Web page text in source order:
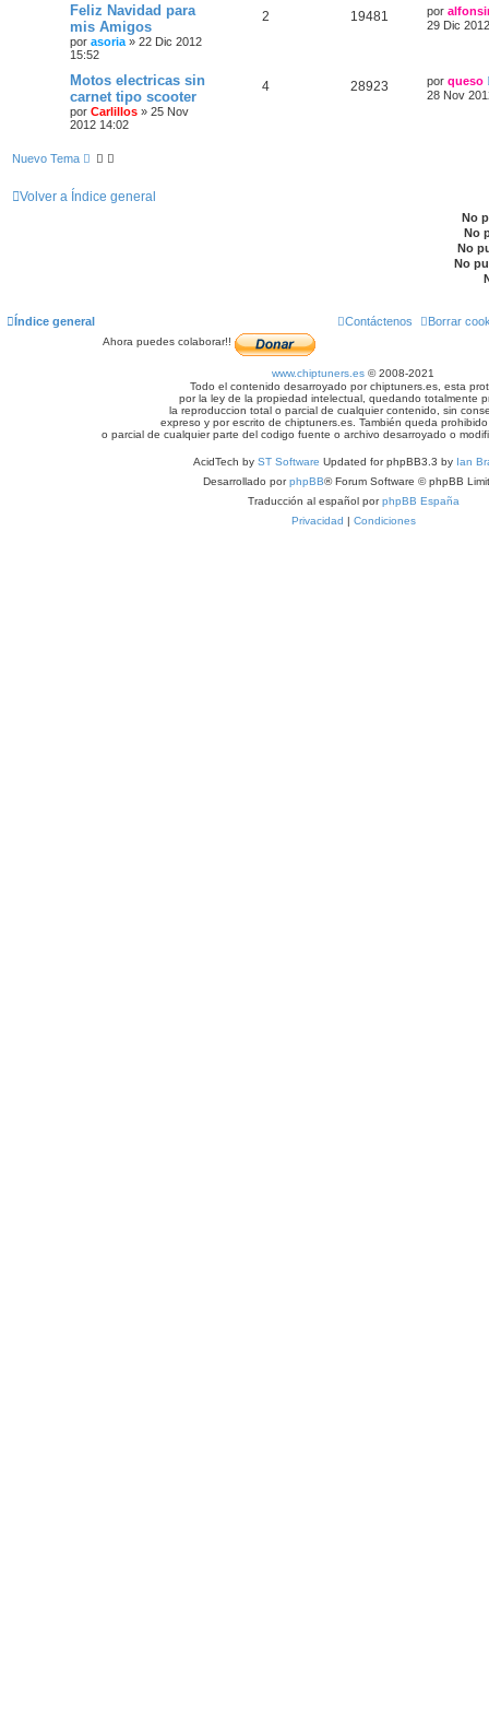
Feliz Navidad para
mis Amigos
por asoria » 22 Dic 2012
15:52
2 19481 por
29 Dic
Motos electricas sin
carnet tipo scooter
por Carlillos » 25 Nov
2012 14:02
4 28923 por queso
28 Nov
Nuevo Tema
Volver a Índice general
No
No
No
No
Índice general Borrar
Contáctenos
Ahora puedes colaborar!!
www.chiptuners.es © 2008-2021
Todo el contenido desarroyado por chiptuners.es, esta
por la ley de la propiedad intelectual, quedando totalmente
la reproduccion total o parcial de cualquier contenido, sin
expreso y por escrito de chiptuners.es. También queda
o parcial de cualquier parte del codigo fuente o archivo desarroyado o
AcidTech by ST Software Updated for phpBB3.3 by Ian
Desarrollado porphpBB® Forum Software © phpBB
Traducción al español porphpBB España
Privacidad | Condiciones